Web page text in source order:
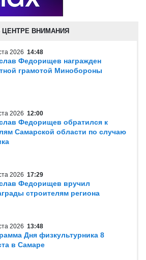
ЦЕНТРЕ ВНИМАНИЯ
2026 14:48
Федорищев награжден
грамотой Минобороны
2026 12:00
Федорищев обратился к
Самарской области по случаю
2026 17:29
Федорищев вручил
строителям региона
2026 13:48
Дня физкультурника 8
в Самаре